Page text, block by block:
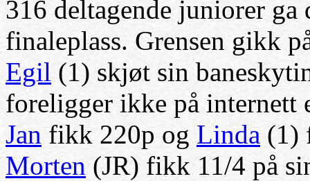
316 deltagende juniorer ga
finaleplass. Grensen gikk
Egil (1) skjøt sin
foreligger ikke på internett
Jan fikk 220p og Linda (1)
Morten (JR) fikk 11/4 på